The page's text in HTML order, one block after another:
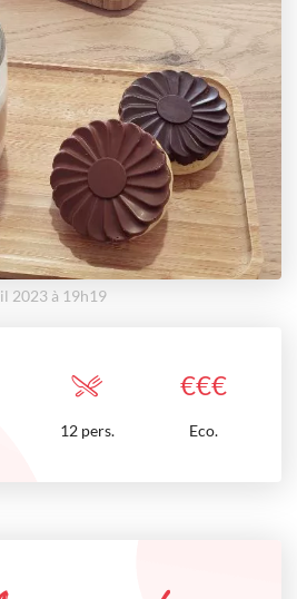
2023 à 19h19
€€€
12 pers. Eco.